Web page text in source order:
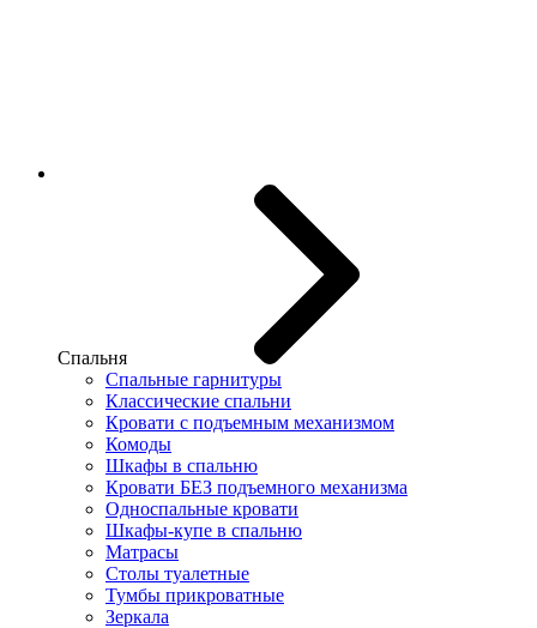
Спальня
Спальные гарнитуры
Классические спальни
Кровати с подъемным механизмом
Комоды
Шкафы в спальню
Кровати БЕЗ подъемного механизма
Односпальные кровати
Шкафы-купе в спальню
Матрасы
Столы туалетные
Тумбы прикроватные
Зеркала